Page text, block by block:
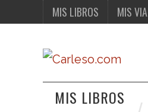
MIS LIBROS MIS
MIS LIBROS